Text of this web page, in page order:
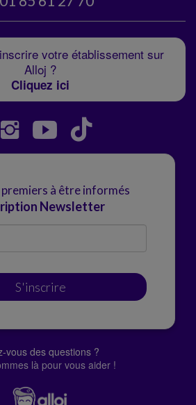
votre établissement sur
Alloj ?
Cliquez ici
premiers à être informés
Newsletter
S'inscrire
vous des questions ?
là pour vous aider !